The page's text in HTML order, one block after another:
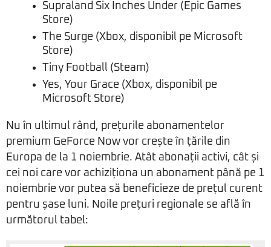
Supraland Six Inches Under (Epic Games
Store)
The Surge (Xbox, disponibil pe Microsoft
Store)
Tiny Football (Steam)
Yes, Your Grace (Xbox, disponibil pe
Microsoft Store)
Nu în ultimul rând, prețurile abonamentelor
premium GeForce Now vor crește în țările din
Europa de la 1 noiembrie. Atât abonații activi, cât și
cei noi care vor achiziționa un abonament până pe 1
noiembrie vor putea să beneficieze de prețul curent
pentru șase luni. Noile prețuri regionale se află în
următorul tabel: